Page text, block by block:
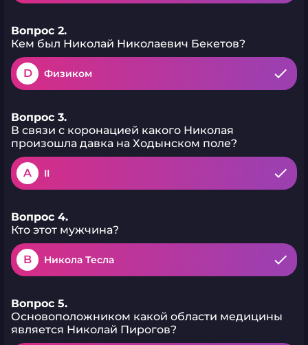
Вопрос 2.
Кем был Николай Николаевич Бекетов?
D Физиком
Вопрос 3.
В связи с коронацией какого Николая
произошла давка на Ходынском поле?
A II
Вопрос 4.
Кто этот мужчина?
B Никола Тесла
Вопрос 5.
Основоположником какой области медицины
является Николай Пирогов?